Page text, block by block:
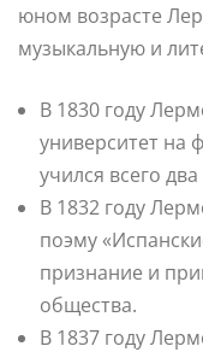
юном возрасте
музыкальную и
В 1830 году
университет на
учился всего два
В 1832 году
поэму
признание и
общества.
В 1837 году